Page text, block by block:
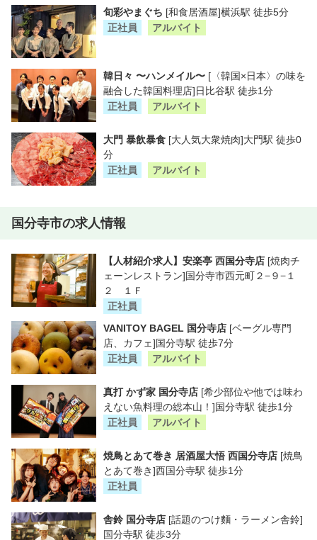
旬彩やまぐち [和食居酒屋]横浜駅 徒歩5分
正社員
アルバイト
韓日々 〜ハンメイル〜 [〈韓国×日本〉の味を
融合した韓国料理店]日比谷駅 徒歩1分
正社員
アルバイト
大門 暴飲暴食 [大人気大衆焼肉]大門駅 徒歩0
分
正社員
アルバイト
国分寺市の求人情報
【人材紹介求人】安楽亭 西国分寺店 [焼肉チ
ェーンレストラン]国分寺市西元町２−９−１
２ １Ｆ
正社員
VANITOY BAGEL 国分寺店 [ベーグル専門
店、カフェ]国分寺駅 徒歩7分
正社員
アルバイト
真打 かず家 国分寺店 [希少部位や他では味わ
えない魚料理の総本山！]国分寺駅 徒歩1分
正社員
アルバイト
焼鳥とあて巻き 居酒屋大悟 西国分寺店 [焼鳥
とあて巻き]西国分寺駅 徒歩1分
正社員
舎鈴 国分寺店 [話題のつけ麵・ラーメン舎鈴]
国分寺駅 徒歩3分